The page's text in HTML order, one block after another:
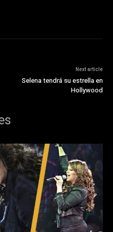
Next article
Selena tendrá su estrella en
Hollywood